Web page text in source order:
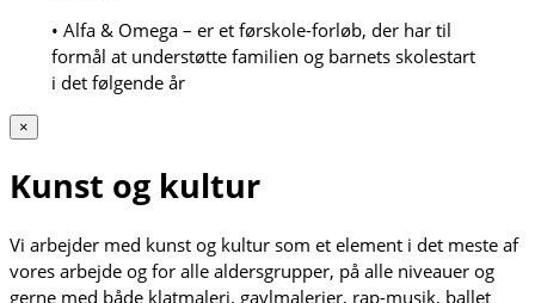
• Alfa & Omega – er et førskole-forløb, der har til
formål at understøtte familien og barnets skolestart
i det følgende år
×
Kunst og kultur
Vi arbejder med kunst og kultur som et element i det meste af
vores arbejde og for alle aldersgrupper, på alle niveauer og
gerne med både klatmaleri, gavlmalerier, rap-musik, ballet